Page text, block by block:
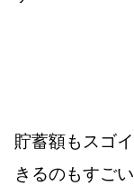
貯蓄額もスゴ
きるのもすご